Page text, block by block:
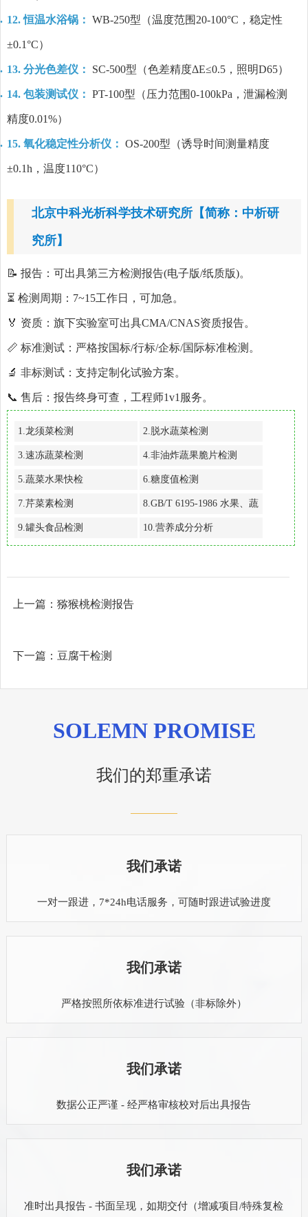
12. 恒温水浴锅： WB-250型（温度范围20-100°C，稳定性
±0.1°C）
13. 分光色差仪： SC-500型（色差精度ΔE≤0.5，照明D65）
14. 包装测试仪： PT-100型（压力范围0-100kPa，泄漏检测
精度0.01%）
15. 氧化稳定性分析仪： OS-200型（诱导时间测量精度
±0.1h，温度110°C）
北京中科光析科学技术研究所【简称：中析研
究所】
📝 报告：可出具第三方检测报告(电子版/纸质版)。
⏳ 检测周期：7~15工作日，可加急。
🏅 资质：旗下实验室可出具CMA/CNAS资质报告。
📏 标准测试：严格按国标/行标/企标/国际标准检测。
🔬 非标测试：支持定制化试验方案。
📞 售后：报告终身可查，工程师1v1服务。
1. 龙须菜检测 2. 脱水蔬菜检测
3. 速冻蔬菜检测 4. 非油炸蔬果脆片检测
5. 蔬菜水果快检 6. 糖度值检测
7. 芹菜素检测 8. GB/T 6195-1986 水果、蔬
菜维生素C含量测定法 (2，
6-二氯靛酚滴定法)
9. 罐头食品检测 10. 营养成分分析
上一篇： 猕猴桃检测报告
下一篇： 豆腐干检测
SOLEMN PROMISE
我们的郑重承诺
我们承诺
一对一跟进，7*24h电话服务，可随时跟进试验进度
我们承诺
严格按照所依标准进行试验（非标除外）
我们承诺
数据公正严谨 - 经严格审核校对后出具报告
我们承诺
准时出具报告 - 书面呈现，如期交付（增减项目/特殊复检